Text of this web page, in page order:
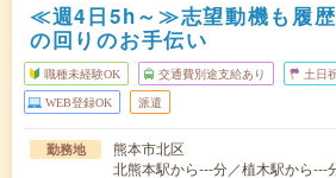
≪週4日5h～≫志望動機も履
の回りのお手伝い
職種未経験OK 交通費別途支給あり 土日
WEB登録OK 派遣
勤務地
熊本市北区
北熊本駅から---分／植木駅から---